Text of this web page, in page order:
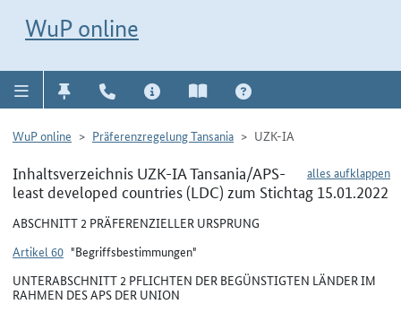
WuP online
WuP online Präferenzregelung Tansania UZK-IA
alles aufklappen
Inhaltsverzeichnis UZK-IA Tansania/APS-
least developed countries (LDC) zum Stichtag 15.01.2022
ABSCHNITT 2 PRÄFERENZIELLER URSPRUNG
Artikel 60 "Begriffsbestimmungen"
UNTERABSCHNITT 2 PFLICHTEN DER BEGÜNSTIGTEN LÄNDER IM
RAHMEN DES APS DER UNION